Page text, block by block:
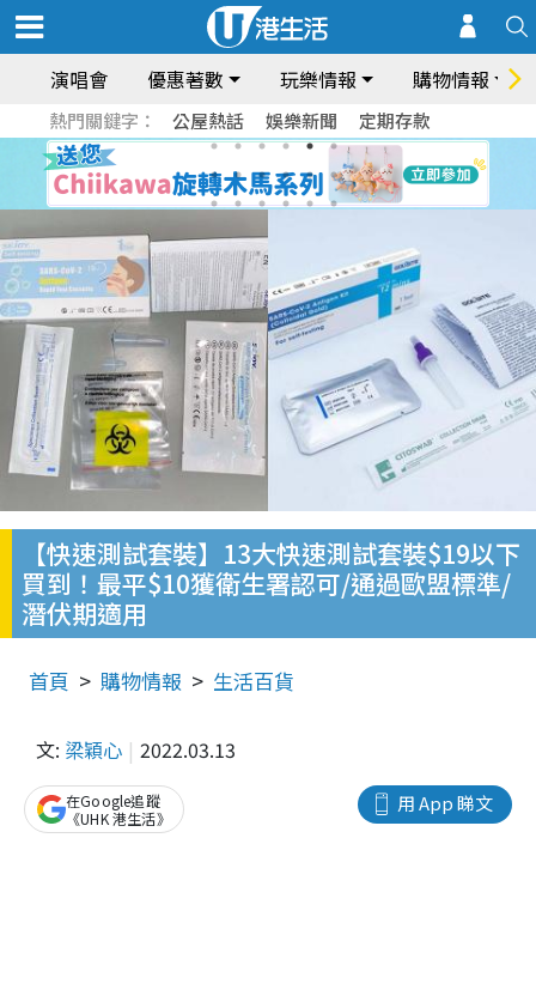
演唱會 優惠著數 玩樂情報 購物情報
熱門關鍵字： 公屋熱話 娛樂新聞 定期存款
【快速測試套裝】13大快速測試套裝$19以下
買到！最平$10獲衛生署認可/通過歐盟標準/
潛伏期適用
首頁 購物情報 生活百貨
文: 梁穎心 2022.03.13
用 App 睇文
在Google追蹤
《UHK 港生活》